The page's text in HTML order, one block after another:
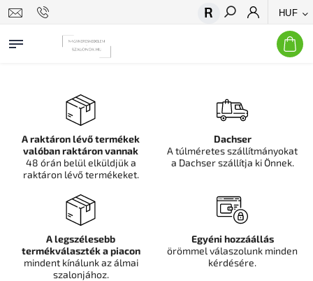
HUF
Keresés
A raktáron lévő termékek
valóban raktáron vannak
48 órán belül elküldjük a
raktáron lévő termékeket.
Dachser
A túlméretes szállítmányokat
a Dachser szállítja ki Önnek.
A legszélesebb
termékválaszték a piacon
mindent kínálunk az álmai
szalonjához.
Egyéni hozzáállás
örömmel válaszolunk minden
kérdésére.